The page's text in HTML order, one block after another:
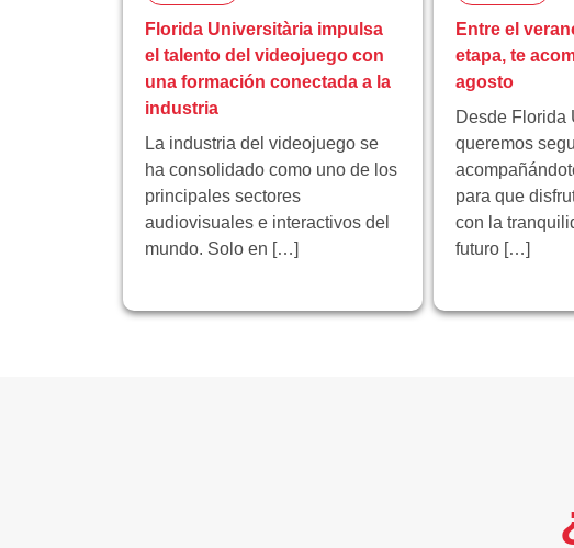
Florida Universitària impulsa
el talento del videojuego con
una formación conectada a la
industria
La industria del videojuego se
ha consolidado como uno de los
principales sectores
audiovisuales e interactivos del
mundo. Solo en […]
Entre el
etapa, te
agosto
Desde Florida
queremos
para que
con la
futuro […]